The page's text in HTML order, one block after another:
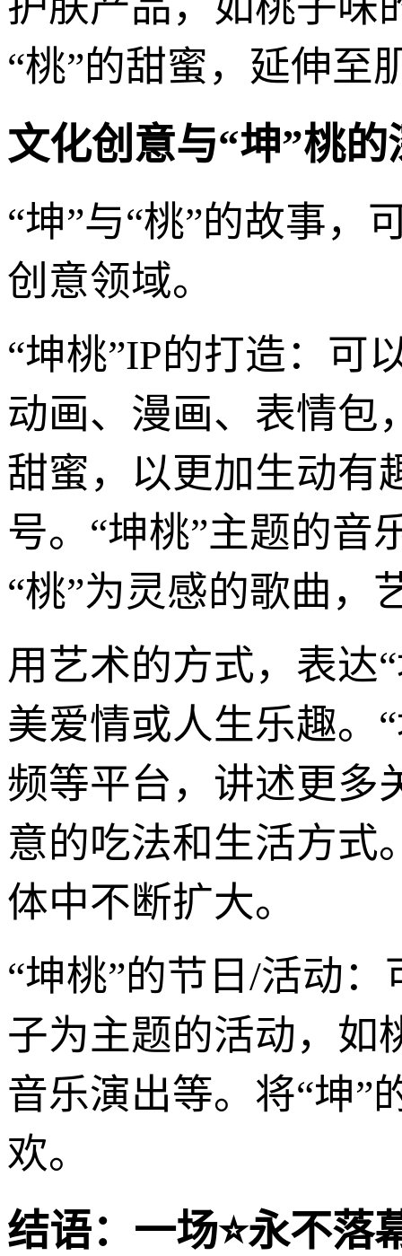
“桃”的甜蜜，延伸至
文化创意与“坤”桃的
“坤”与“桃”的故事，
创意领域。
“坤桃”IP的打造：可
动画、漫画、表情包
甜蜜，以更加生动有
号。“坤桃”主题的音
“桃”为灵感的歌曲，
用艺术的方式，表达
美爱情或人生乐趣。
频等平台，讲述更多
意的吃法和生活方式
体中不断扩大。
“坤桃”的节日/活动
子为主题的活动，如
音乐演出等。将“坤”
欢。
结语：一场⭐永不落